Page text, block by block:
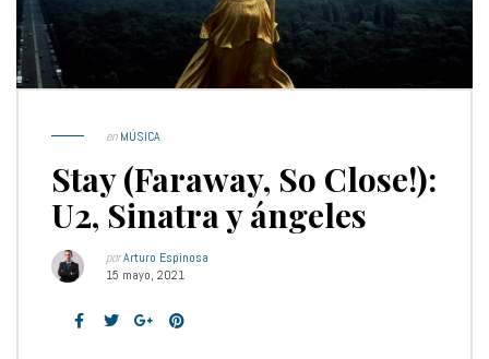
enMÚSICA
Stay (Faraway, So Close!):
U2, Sinatra y ángeles
porArturo Espinosa
15 mayo, 2021